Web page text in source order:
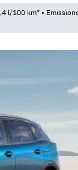
l/100 km* •